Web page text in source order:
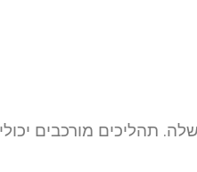
תהליכים מורכבים